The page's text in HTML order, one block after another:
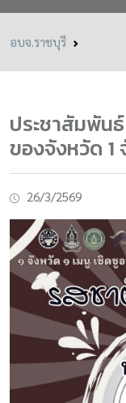
อบจ.ราชบุรี
ประชาสัมพัน
ของจังหวัด 1
26/3/2569